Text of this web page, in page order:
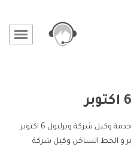
6 اكتوبر مركز خدمة وكيل شركة ويرلبول 6 اكتوبر
وكيل شركة ويرلبول 6 اكتوبر و الخط الساخن وكيل شركة